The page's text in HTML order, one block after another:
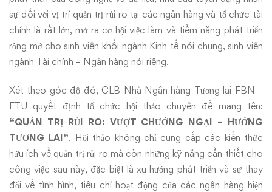
Vượt
Chướng
Ngại
–
Hướng
Tương
Lai”
sự đối với vị trí quản trị rủi ro tại các ngân hàng và tổ chức tài
chính là rất lớn, mở ra cơ hội việc làm và tiềm năng phát triển
rộng mở cho sinh viên khối ngành Kinh tế nói chung, sinh viên
ngành Tài chính – Ngân hàng nói riêng.
Xét theo góc độ đó, CLB Nhà Ngân hàng Tương lai FBN –
FTU quyết định tổ chức hội thảo chuyên đề mang tên:
“QUẢN TRỊ RỦI RO: VƯỢT CHƯỚNG NGẠI – HƯỚNG
TƯƠNG LAI”. Hội thảo không chỉ cung cấp các kiến thức
hữu ích về quản trị rủi ro mà còn những kỹ năng cần thiết cho
công việc sau này, đặc biệt là xu hướng phát triển và sự thay
đổi về tình hình, tiêu chí hoạt động của các ngân hàng hiện